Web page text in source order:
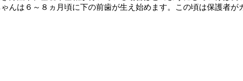
んは６～８ヵ月頃に下の前歯が生え始めます。この頃は保護者